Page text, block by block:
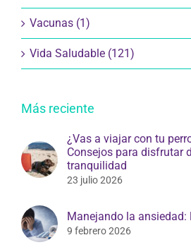
Vacunas (1)
Vida Saludable (121)
Más reciente
¿Vas a viajar con tu
Consejos para disfrutar
tranquilidad
23 julio 2026
Manejando la
9 febrero 2026